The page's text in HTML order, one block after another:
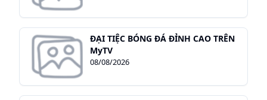
ĐẠI TIỆC BÓNG ĐÁ ĐỈNH CAO TRÊN
MyTV
08/08/2026